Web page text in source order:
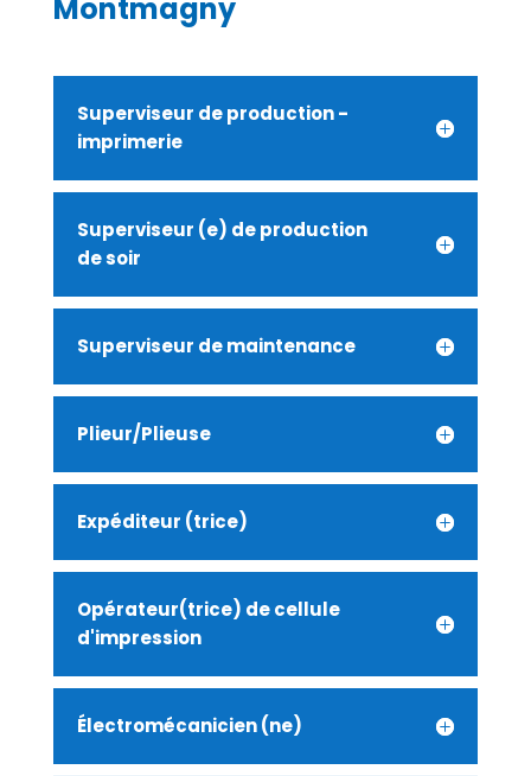
Montmagny
Superviseur de production -
imprimerie
Superviseur (e) de production
de soir
Superviseur de maintenance
Plieur/Plieuse
Expéditeur (trice)
Opérateur(trice) de cellule
d'impression
Électromécanicien (ne)